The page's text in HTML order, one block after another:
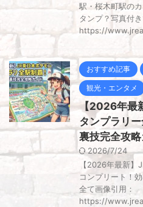
駅・桜木町駅の
タンプ？写真付
https://
おすすめ記事
観光・エンタメ
【2026年最
タンプラリ
裏技完全攻
2026/7/24
【2026年最新】
コンプリート！
全て画像引用：
https://